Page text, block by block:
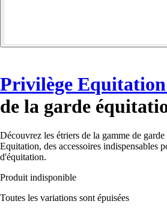
Privilège Equitation
de la garde
Découvrez les étriers de la gamme de
Equitation, des accessoires indispensables
d'équitation.
Produit indisponible
Toutes les variations sont épuisées